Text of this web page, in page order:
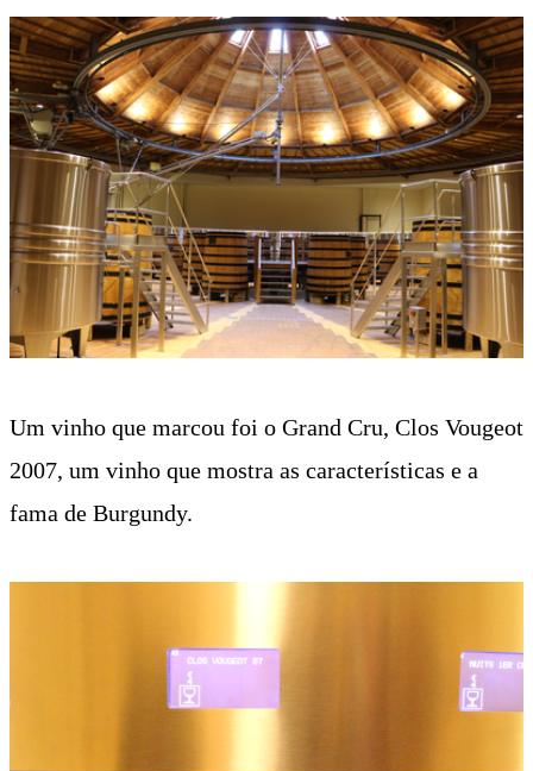
Um vinho que marcou foi o Grand Cru, Clos Vougeot
2007, um vinho que mostra as características e a
fama de Burgundy.